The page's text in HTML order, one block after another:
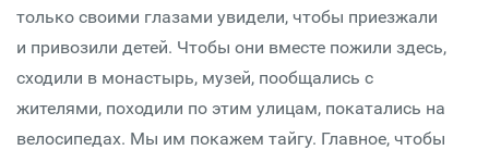
только своими глазами увидели, чтобы приезжали
и привозили детей. Чтобы они вместе пожили здесь,
сходили в монастырь, музей, пообщались с
жителями, походили по этим улицам, покатались на
велосипедах. Мы им покажем тайгу. Главное, чтобы